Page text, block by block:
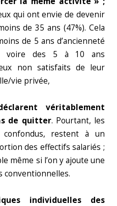
qui ont envie de devenir
de 35 ans (47%). Cela
de 5 ans d’ancienneté
voire des 5 à 10 ans
non satisfaits de leur
vie privée,
véritablement
de quitter. Pourtant, les
restent à un
des effectifs salariés ;
même si l’on y ajoute une
conventionnelles.
individuelles des